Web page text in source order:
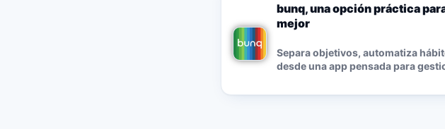
bunq, una opción práctica
mejor
Separa objetivos, automatiza
desde una app pensada para